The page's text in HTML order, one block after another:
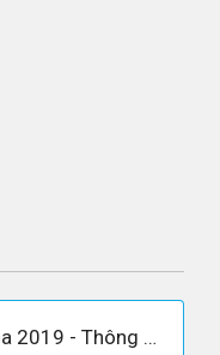
Tuyển sinh Đại học Bách khoa 2019 - Thông tin cần biết